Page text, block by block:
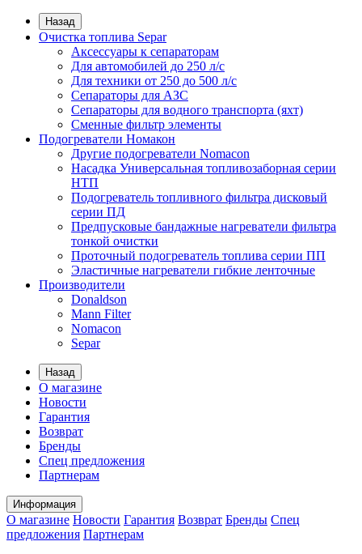
Назад
Очистка топлива Separ
Аксессуары к сепараторам
Для автомобилей до 250 л/с
Для техники от 250 до 500 л/с
Сепараторы для АЗС
Сепараторы для водного транспорта (яхт)
Сменные фильтр элементы
Подогреватели Номакон
Другие подогреватели Nomacon
Насадка Универсальная топливозаборная серии
НТП
Подогреватель топливного фильтра дисковый
серии ПД
Предпусковые бандажные нагреватели фильтра
тонкой очистки
Проточный подогреватель топлива серии ПП
Эластичные нагреватели гибкие ленточные
Производители
Donaldson
Mann Filter
Nomacon
Separ
Назад
О магазине
Новости
Гарантия
Возврат
Бренды
Спец предложения
Партнерам
Информация
О магазине Новости Гарантия Возврат Бренды Спец
предложения Партнерам